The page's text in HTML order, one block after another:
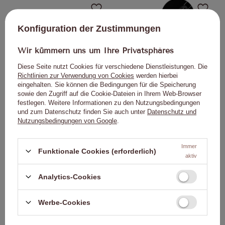
Musterkollektion: Spitzenproben auf
einer Rolle für Hybridlacke und
transparente Puder, 40 Stück, matt
1,37 €
Klicken Sie, um das
Musterkollektion: Spitzenproben auf
einer Rolle für Hybridlacke und
transparente Puder, 50 Stück
1,84 €
Klicken Sie, um das
UNSER BESTSELLER
Konfiguration der Zustimmungen
Wir kümmern uns um Ihre Privatsphäres
Diese Seite nutzt Cookies für verschiedene Dienstleistungen. Die
Richtlinien zur Verwendung von Cookies werden hierbei
eingehalten. Sie können die Bedingungen für die Speicherung
sowie den Zugriff auf die Cookie-Dateien in Ihrem Web-Browser
festlegen. Weitere Informationen zu den Nutzungsbedingungen
und zum Datenschutz finden Sie auch unter Datenschutz und
Nutzungsbedingungen von Google
Funktionale Cookies (erforderlich)
Immer
aktiv
Analytics-Cookies
Werbe-Cookies